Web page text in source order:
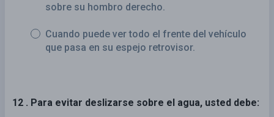
sobre su hombro derecho.
Cuando puede ver todo el frente del vehículo
que pasa en su espejo retrovisor.
12 . Para evitar deslizarse sobre el agua, usted debe: